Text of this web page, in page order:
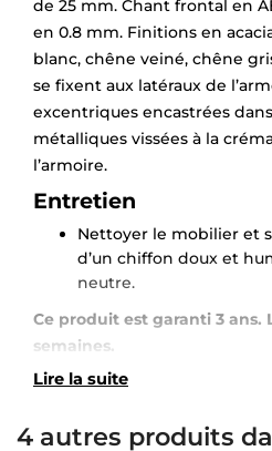
de 25 mm. Chant frontal en
en 0.8 mm. Finitions en
blanc, chêne veiné, chêne
se fixent aux latéraux de
excentriques encastrées
métalliques vissées à la
l’armoire.
Entretien
Nettoyer le mobilier et
d’un chiffon doux et
neutre.
Ce produit est garanti 3 ans.
semaines.
Lire la suite
4 autres produits